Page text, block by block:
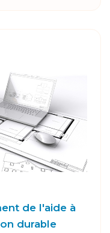
de l'aide à
durable